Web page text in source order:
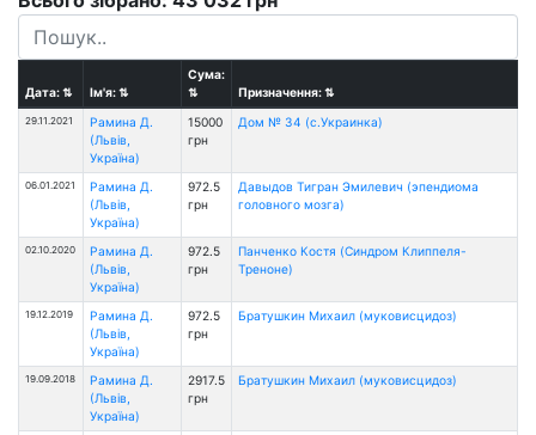
Дата:⇅ Ім'я:⇅
Сума:
⇅
Призначення:⇅
29.11.2021
Рамина Д.
(Львів,
Україна)
15000
грн
Дом № 34 (с.Украинка)
06.01.2021
Рамина Д.
(Львів,
Україна)
972.5
грн
Давыдов Тигран Эмилевич (эпендиома
головного мозга)
02.10.2020
Рамина Д.
(Львів,
Україна)
972.5
грн
Панченко Костя (Cиндром Клиппеля-
Треноне)
19.12.2019
Рамина Д.
(Львів,
Україна)
972.5
грн
Братушкин Михаил (муковисцидоз)
19.09.2018
Рамина Д.
(Львів,
Україна)
2917.5
грн
Братушкин Михаил (муковисцидоз)